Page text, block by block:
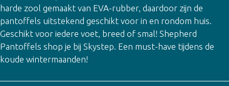
harde zool gemaakt van EVA-rubber, daardoor zijn de
pantoffels uitstekend geschikt voor in en rondom huis.
Geschikt voor iedere voet, breed of smal! Shepherd
Pantoffels shop je bij Skystep. Een must-have tijdens de
koude wintermaanden!